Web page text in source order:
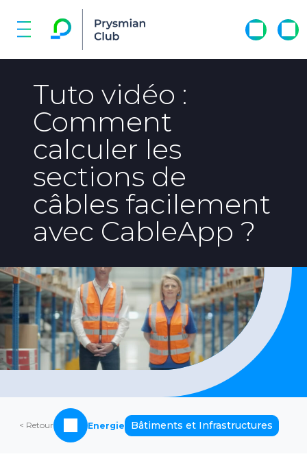
Tuto vidéo :
Comment
calculer les
sections de
câbles facilement
avec CableApp ?
< Retour Energie Bâtiments et Infrastructures